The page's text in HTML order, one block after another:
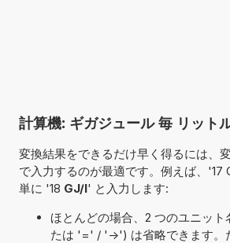
計算機: ギガジュール 毎 リット
変換結果をできるだけ早く得るには、
で入力するのが最適です。例えば、'17
単に '18 GJ/l' と入力します:
ほとんどの場合、2 つのユニッ
たは '=' / '->') は省略できます。